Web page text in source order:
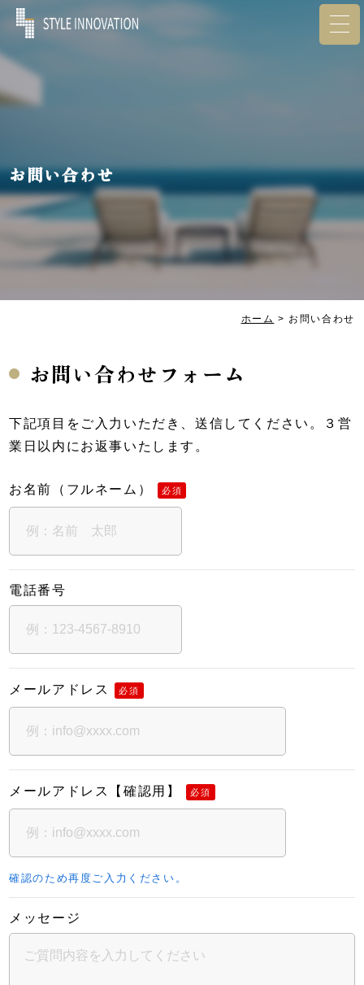
お問い合わせ
ホーム > お問い合わせ
お問い合わせフォーム
下記項目をご入力いただき、送信してください。３営
業日以内にお返事いたします。
お名前（フルネーム） 必須
電話番号
メールアドレス 必須
メールアドレス【確認用】 必須
確認のため再度ご入力ください。
メッセージ